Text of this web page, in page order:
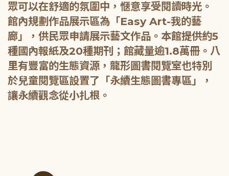
眾可以在舒適的氛圍中，愜意享受閱讀時光。
館內規劃作品展示區為「Easy Art-我的藝
廊」，供民眾申請展示藝文作品。本館提供約5
種國內報紙及20種期刊；館藏量逾1.8萬冊。八
里有豐富的生態資源，龍形圖書閱覽室也特別
於兒童閱覽區設置了「永續生態圖書專區」，